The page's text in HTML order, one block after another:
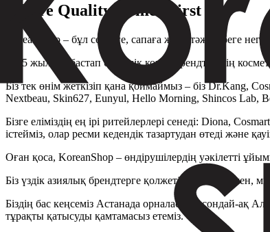
Where Quality Comes First
KoreanShop – бұл сенімге, сапаға және тәжірибеге
2005 жылдан бастап біз үздік корей брендтерінің
Біз тек өнім жеткізіп қана қоймаймыз – біз Dr.Kang,
Nextbeau, Skin627, Eunyul, Hello Morning, Shincos Lab,
Бізге еліміздің ең ірі ритейлерлері сенеді: Diona,
істейміз, олар ресми кедендік тазартудан өтеді және
Оған қоса, KoreanShop – өндірушілердің уәкілетті
Біз үздік азиялық брендтерге қолжетімділік берумен,
Біздің бас кеңсеміз Астанада орналасқан, сондай-ақ
тұрақты қатысуды қамтамасыз етеміз.